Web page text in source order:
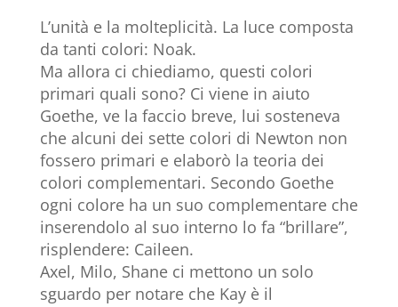
L’unità e la molteplicità. La luce composta
da tanti colori: Noak.
Ma allora ci chiediamo, questi colori
primari quali sono? Ci viene in aiuto
Goethe, ve la faccio breve, lui sosteneva
che alcuni dei sette colori di Newton non
fossero primari e elaborò la teoria dei
colori complementari. Secondo Goethe
ogni colore ha un suo complementare che
inserendolo al suo interno lo fa “brillare”,
risplendere: Caileen.
Axel, Milo, Shane ci mettono un solo
sguardo per notare che Kay è il